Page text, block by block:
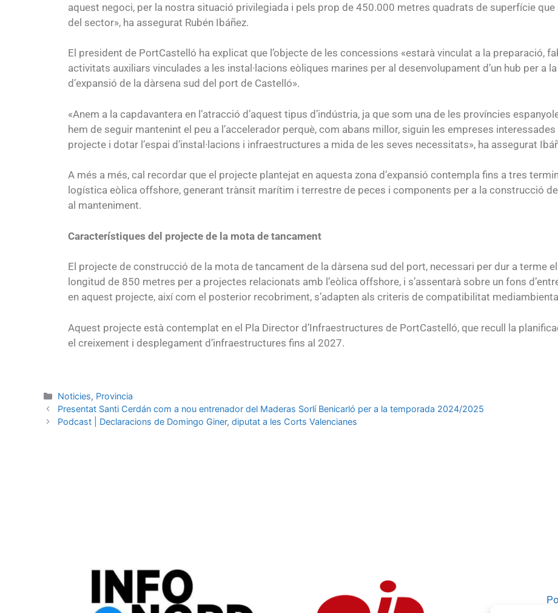
aquest negoci, per la nostra situació privilegiada i pels prop de 450.000 metres quadrats de superfície
del sector», ha assegurat Rubén Ibáñez.
El president de PortCastelló ha explicat que l’objecte de les concessions «estarà vinculat a la preparació,
activitats auxiliars vinculades a les instal·lacions eòliques marines per al desenvolupament d’un hub per a
d’expansió de la dàrsena sud del port de Castelló».
«Anem a la capdavantera en l’atracció d’aquest tipus d’indústria, ja que som una de les províncies
hem de seguir mantenint el peu a l’accelerador perquè, com abans millor, siguin les empreses
projecte i dotar l’espai d’instal·lacions i infraestructures a mida de les seves necessitats», ha assegurat
A més a més, cal recordar que el projecte plantejat en aquesta zona d’expansió contempla fins a tres
logística eòlica offshore, generant trànsit marítim i terrestre de peces i components per a la construcció
al manteniment.
Característiques del projecte de la mota de tancament
El projecte de construcció de la mota de tancament de la dàrsena sud del port, necessari per dur a terme
longitud de 850 metres per a projectes relacionats amb l’eòlica offshore, i s’assentarà sobre un fons
en aquest projecte, així com el posterior recobriment, s’adapten als criteris de compatibilitat
Aquest projecte està contemplat en el Pla Director d’Infraestructures de PortCastelló, que recull la
el creixement i desplegament d’infraestructures fins al 2027.
Noticies, Provincia
Presentat Santi Cerdán com a nou entrenador del Maderas Sorlí Benicarló per a la temporada 2024/2025
Podcast | Declaracions de Domingo Giner, diputat a les Corts Valencianes